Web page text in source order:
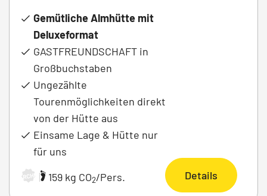
Gemütliche Almhütte mit
Deluxeformat
GASTFREUNDSCHAFT in
Großbuchstaben
Ungezählte
Tourenmöglichkeiten direkt
von der Hütte aus
Einsame Lage & Hütte nur
für uns
ARCHIV | 159 kg CO2/Pers. Details